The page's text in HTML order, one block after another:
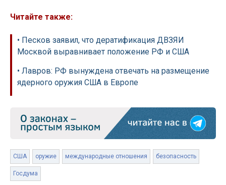
Читайте также:
• Песков заявил, что дератификация ДВЗЯИ
Москвой выравнивает положение РФ и США
• Лавров: РФ вынуждена отвечать на размещение
ядерного оружия США в Европе
США оружие международные отношения безопасность
Госдума